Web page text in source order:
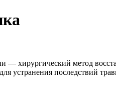
— хирургический метод
устранения последствий